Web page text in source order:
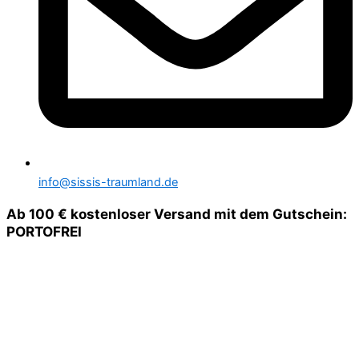
info@sissis-traumland.de
Ab 100 € kostenloser Versand mit dem Gutschein:
PORTOFREI